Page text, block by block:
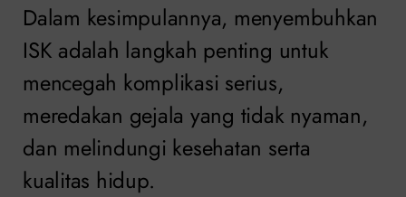
Dalam kesimpulannya, menyembuhkan
ISK adalah langkah penting untuk
mencegah komplikasi serius,
meredakan gejala yang tidak nyaman,
dan melindungi kesehatan serta
kualitas hidup.